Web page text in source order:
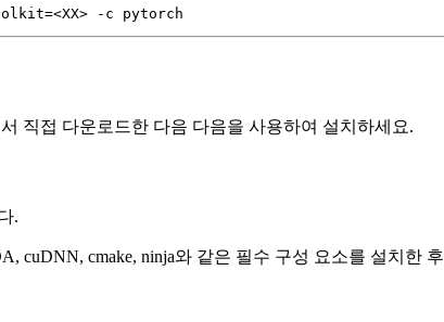
직접 다운로드한 다음 다음을 사용하여 설치하세요.
.
cuDNN, cmake, ninja와 같은 필수 구성 요소를 설치한 후